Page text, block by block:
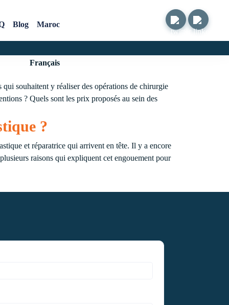
Blog Maroc
Français
souhaitent y réaliser des opérations de chirurgie
? Quels sont les prix proposés au sein des
?
et réparatrice qui arrivent en tête. Il y a encore
raisons qui expliquent cet engouement pour